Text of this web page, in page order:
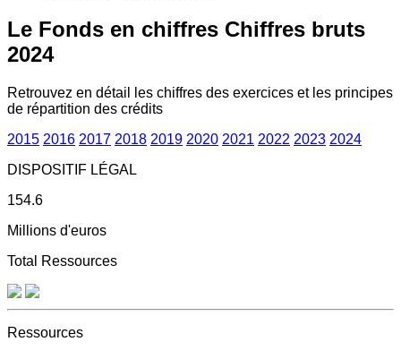
Le Fonds en chiffres Chiffres bruts
2024
Retrouvez en détail les chiffres des exercices et les principes
de répartition des crédits
2015 2016 2017 2018 2019 2020 2021 2022 2023 2024
DISPOSITIF LÉGAL
154.6
Millions d'euros
Total Ressources
Ressources